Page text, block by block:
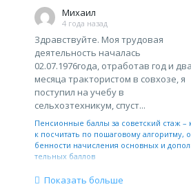
Михаил
4 года назад
Здравствуйте. Моя трудовая
деятельность началась
02.07.1976года, отработав год и два
месяца трактористом в совхозе, я
поступил на учебу в
сельхозтехникум, спуст...
Пенсионные баллы за советский стаж –
к посчитать по пошаговому алгоритму,
бенности начисления основных и
тельных баллов
Показать больше